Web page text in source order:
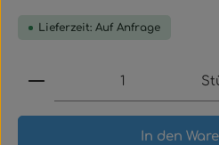
Lieferzeit: Auf Anfrage
Produkt Anzahl: Gib
In den